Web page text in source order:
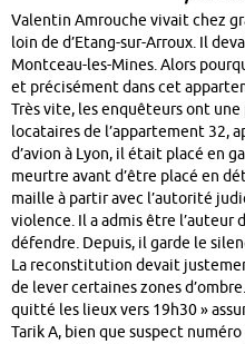
Valentin Amrouche vivait chez
loin de d’Etang-sur-Arroux. Il
Montceau-les-Mines. Alors
et précisément dans cet
Très vite, les enquêteurs ont
locataires de l’appartement 32,
d’avion à Lyon, il était placé en
meurtre avant d’être placé en
maille à partir avec l’autorité
violence. Il a admis être l’auteur
défendre. Depuis, il garde le
La reconstitution devait
de lever certaines zones
quitté les lieux vers 19h30 »
Tarik A, bien que suspect